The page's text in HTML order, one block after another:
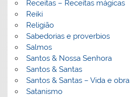
Receitas – Receitas mágicas
Reiki
Religião
Sabedorias e proverbios
Salmos
Santos & Nossa Senhora
Santos & Santas
Santos & Santas – Vida e obra
Satanismo